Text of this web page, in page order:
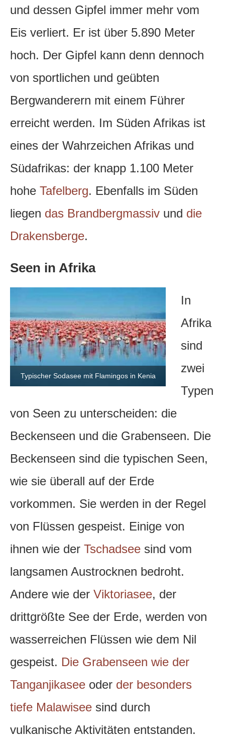
und dessen Gipfel immer mehr vom
Eis verliert. Er ist über 5.890 Meter
hoch. Der Gipfel kann denn dennoch
von sportlichen und geübten
Bergwanderern mit einem Führer
erreicht werden. Im Süden Afrikas ist
eines der Wahrzeichen Afrikas und
Südafrikas: der knapp 1.100 Meter
hohe Tafelberg. Ebenfalls im Süden
liegen das Brandbergmassiv und die
Drakensberge.
Seen in Afrika
Typischer Sodasee mit Flamingos in Kenia
In
Afrika
sind
zwei
Typen
von Seen zu unterscheiden: die
Beckenseen und die Grabenseen. Die
Beckenseen sind die typischen Seen,
wie sie überall auf der Erde
vorkommen. Sie werden in der Regel
von Flüssen gespeist. Einige von
ihnen wie der Tschadsee sind vom
langsamen Austrocknen bedroht.
Andere wie der Viktoriasee, der
drittgrößte See der Erde, werden von
wasserreichen Flüssen wie dem Nil
gespeist. Die Grabenseen wie der
Tanganjikasee oder der besonders
tiefe Malawisee sind durch
vulkanische Aktivitäten entstanden.